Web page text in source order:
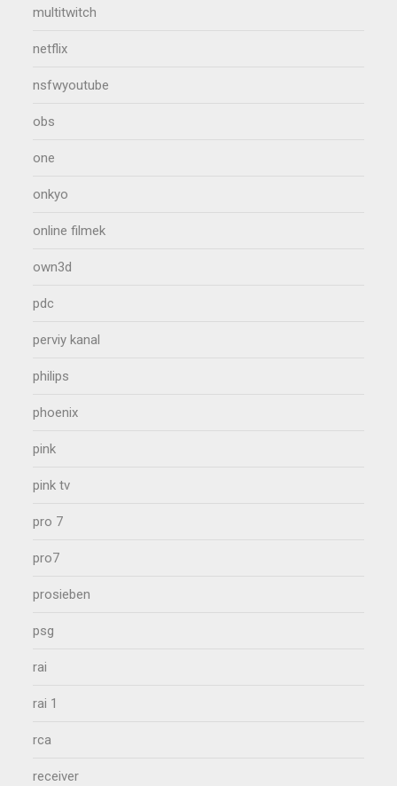
multitwitch
netflix
nsfwyoutube
obs
one
onkyo
online filmek
own3d
pdc
perviy kanal
philips
phoenix
pink
pink tv
pro 7
pro7
prosieben
psg
rai
rai 1
rca
receiver